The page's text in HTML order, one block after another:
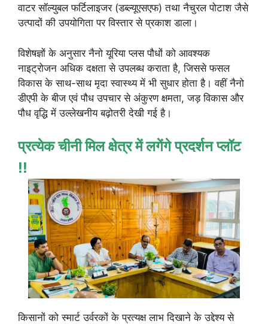
वाटर सॉल्युबल फर्टिलाइजर (डब्ल्यूएसएफ) तथा नैचुरल पोटाश जैसे
उत्पादों की उपयोगिता पर विस्तार से प्रकाश डाला।
विशेषज्ञों के अनुसार नैनो यूरिया प्लस पौधों को आवश्यक
नाइट्रोजन अधिक दक्षता से उपलब्ध कराता है, जिससे फसल
विकास के साथ-साथ मृदा स्वास्थ्य में भी सुधार होता है। वहीं नैनो
डीएपी के बीज एवं पौध उपचार से अंकुरण क्षमता, जड़ विकास और
पौध वृद्धि में उल्लेखनीय बढ़ोतरी देखी गई है।
प्रत्येक चीनी मिल क्षेत्र में लगेंगे प्रदर्शन प्लॉट
!!
किसानों को स्मार्ट उर्वरकों के प्रत्यक्ष लाभ दिखाने के उद्देश्य से